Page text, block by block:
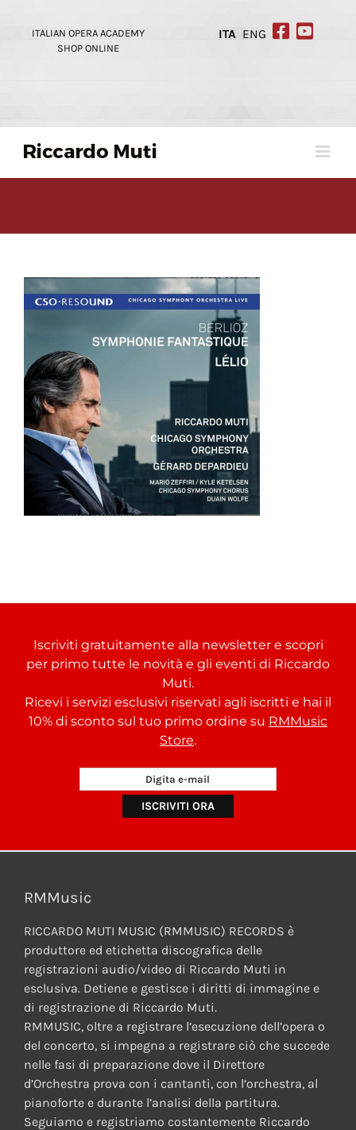
ITALIAN OPERA ACADEMY
SHOP ONLINE
ITA ENG
Iscriviti gratuitamente alla newsletter e scopri
per primo tutte le novità e gli eventi di Riccardo
Muti.
Ricevi i servizi esclusivi riservati agli iscritti e hai il
10% di sconto sul tuo primo ordine su RMMusic
Store.
RMMusic
RICCARDO MUTI MUSIC (RMMUSIC) RECORDS è
produttore ed etichetta discografica delle
registrazioni audio/video di Riccardo Muti in
esclusiva. Detiene e gestisce i diritti di immagine e
di registrazione di Riccardo Muti.
RMMUSIC, oltre a registrare l’esecuzione dell’opera o
del concerto, si impegna a registrare ciò che succede
nelle fasi di preparazione dove il Direttore
d’Orchestra prova con i cantanti, con l’orchestra, al
pianoforte e durante l’analisi della partitura.
Seguiamo e registriamo costantemente Riccardo